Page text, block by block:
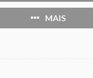
MAIS